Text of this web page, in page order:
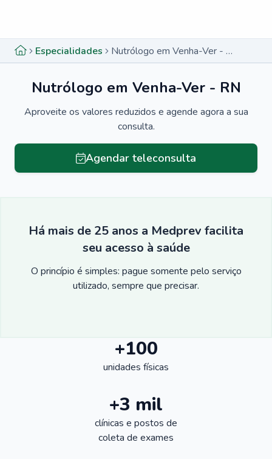
Especialidades Nutrólogo em Venha-Ver - RN
Nutrólogo em Venha-Ver - RN
Aproveite os valores reduzidos e agende agora a sua
consulta.
Agendar teleconsulta
Há mais de 25 anos a Medprev facilita
seu acesso à saúde
O princípio é simples: pague somente pelo serviço
utilizado, sempre que precisar.
+100
unidades físicas
+3 mil
clínicas e postos de
coleta de exames